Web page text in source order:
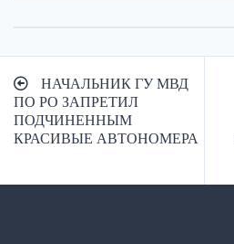
Навигация
по
записям
НАЧАЛЬНИК ГУ МВД
ПО РО ЗАПРЕТИЛ
ПОДЧИНЕННЫМ
КРАСИВЫЕ АВТОНОМЕРА